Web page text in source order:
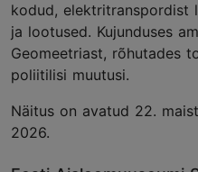
kodud, elektritranspordist
ja lootused. Kujunduses
Geomeetriast, rõhutades
poliitilisi muutusi.
Näitus on avatud 22.
2026.